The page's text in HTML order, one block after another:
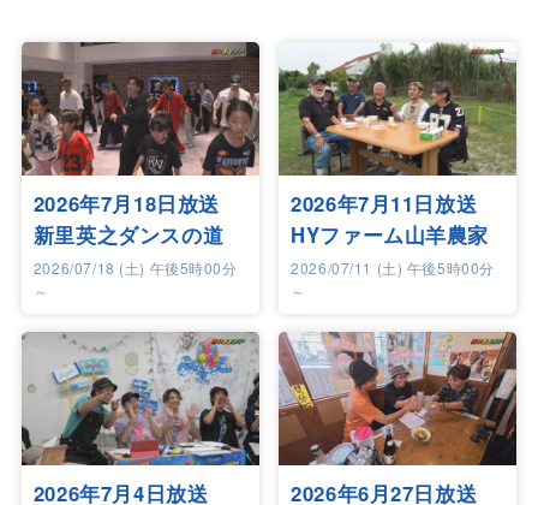
2026年7月18日放送
新里英之ダンスの道
2026/07/18 (土) 午後5時00分
～
2026年7月11日放送
HYファーム山羊農家
2026/07/11 (土) 午後5時00分
～
2026年7月4日放送
2026年6月27日放送